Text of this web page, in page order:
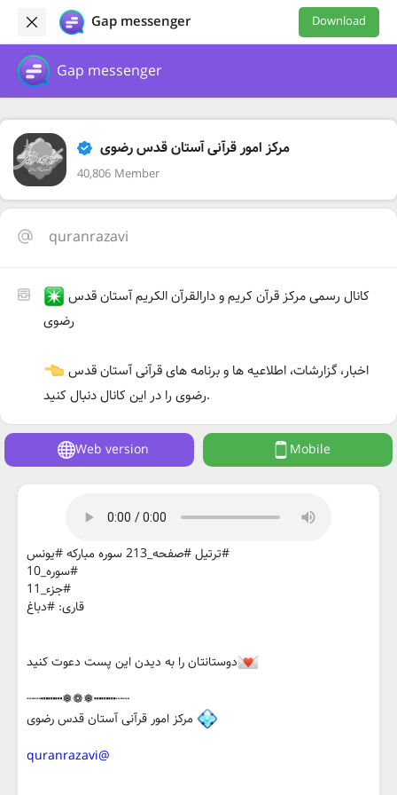
Gap messenger Download
Gap messenger
مرکز امور قرآنی آستان قدس رضوی
40,806 Member
quranrazavi
رضوی
رضوی را در این کانال دنبال کنید.
Web version Mobile
#ترتیل #صفحه_213 سوره مبارکه #یونس
#سوره_10
#جزء_11
قاری: #دباغ
دوستانتان را به دیدن این پست دعوت کنید
┄┄┅┅┅❅❁❅┅┅┅┄┄
مرکز امور قرآنی آستان قدس رضوی
@quranrazavi